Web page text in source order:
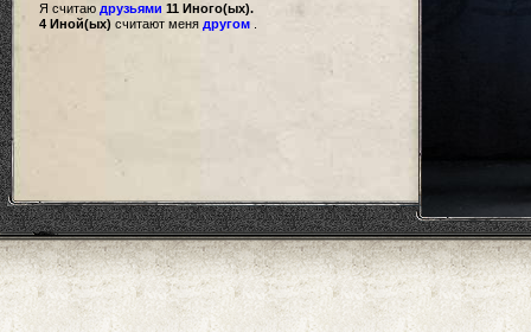
Я считаю друзьями 11 Иного(ых).
4 Иной(ых) считают меня другом